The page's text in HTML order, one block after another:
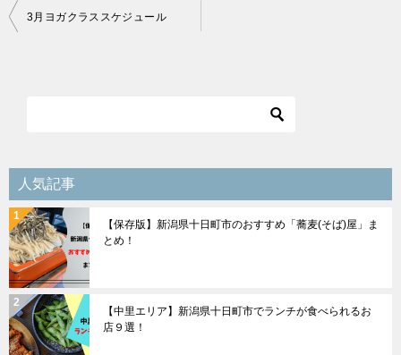
投
シ
ョ
ン
3月ヨガクラススケジュール
人気記事
【保存版】新潟県十日町市のおすすめ「蕎麦(そば)屋」ま
とめ！
【中里エリア】新潟県十日町市でランチが食べられるお
店９選！